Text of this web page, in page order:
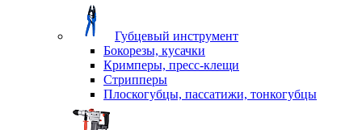
Губцевый инструмент
Бокорезы, кусачки
Кримперы, пресс-клещи
Стрипперы
Плоскогубцы, пассатижи, тонкогубцы